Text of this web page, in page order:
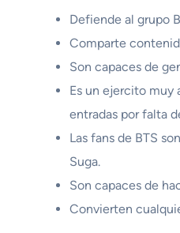
Defiende al grupo
Comparte
Son capaces de
Es un ejercito muy
entradas por falta
Las fans de BTS
Suga.
Son capaces de
Convierten